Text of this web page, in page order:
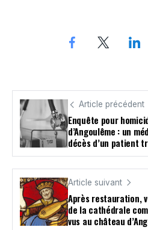
Article précédent
Enquête pour
d’Angoulême : un
décès d’un patient
Article suivant
Après restauration,
de la cathédrale
vus au château